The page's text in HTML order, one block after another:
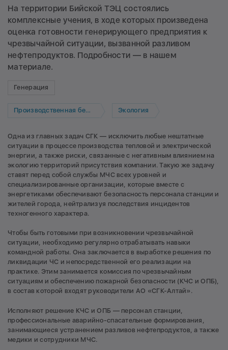
На территории Бийской ТЭЦ состоялись
комплексные учения, в ходе которых произведена
оценка готовности генерирующего предприятия к
чрезвычайной ситуации, вызванной разливом
нефтепродуктов. Подробности — в нашем
материале.
Генерация
Производственная безопасность Экология
Одна из главных задач СГК — исключить любые нештатные
ситуации в процессе производства тепловой и электрической
энергии, а также риски, связанные с негативным влиянием на
экологию территорий присутствия компании. Такую же задачу
ставят перед собой службы МЧС всех уровней и
специализированные организации, которые вместе с
энергетиками обеспечивают безопасность персонала станции и
жителей города, нейтрализуя последствия инцидентов
техногенного характера.
Чтобы быть готовыми при возникновении чрезвычайной
ситуации, необходимо регулярно отрабатывать навыки
командной работы. Она заключается в выработке решения по
ликвидации ЧС и непосредственной его реализации на
практике. Этим занимается комиссия по чрезвычайным
ситуациям и обеспечению пожарной безопасности (КЧС и ОПБ),
в состав которой входят руководители АО «СГК-Алтай».
Исполняют решение КЧС и ОПБ — персонал станции,
профессиональные аварийно-спасательные формирования,
занимающиеся устранением разливов нефтепродуктов, а также
медики и сотрудники МЧС.